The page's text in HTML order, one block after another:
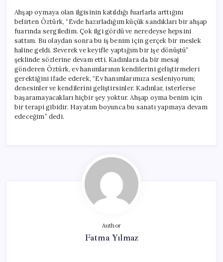
Ahşap oymaya olan ilgisinin katıldığı fuarlarla arttığını
belirten Öztürk, “Evde hazırladığım küçük sandıkları bir ahşap
fuarında sergiledim. Çok ilgi gördü ve neredeyse hepsini
sattım. Bu olaydan sonra bu iş benim için gerçek bir meslek
haline geldi. Severek ve keyifle yaptığım bir işe dönüştü”
şeklinde sözlerine devam etti. Kadınlara da bir mesaj
gönderen Öztürk, ev hanımlarının kendilerini geliştirmeleri
gerektiğini ifade ederek, “Ev hanımlarımıza sesleniyorum;
denesinler ve kendilerini geliştirsinler. Kadınlar, isterlerse
başaramayacakları hiçbir şey yoktur. Ahşap oyma benim için
bir terapi gibidir. Hayatım boyunca bu sanatı yapmaya devam
edeceğim” dedi.
Author
Fatma Yılmaz